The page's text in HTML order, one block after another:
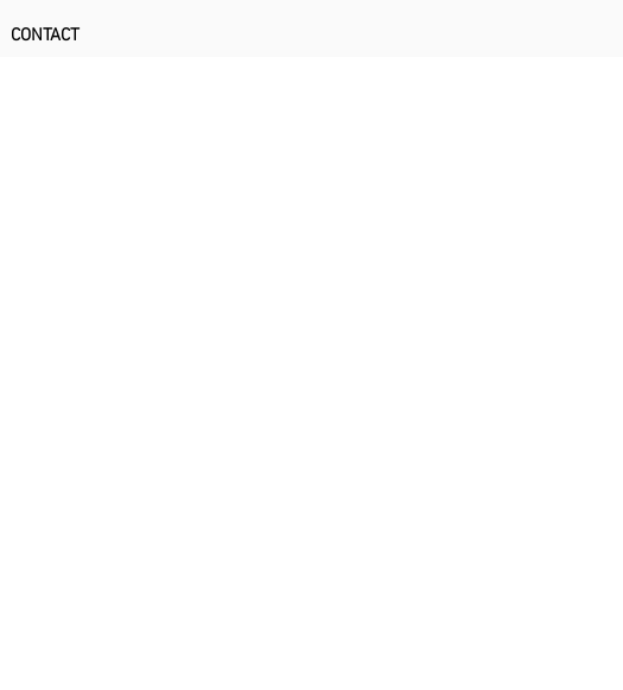
CONTACT